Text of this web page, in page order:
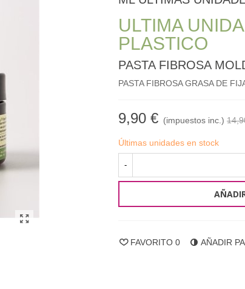
ULTIMA
PLASTICO
PASTA FIBROSA
PASTA FIBROSA GRASA DE
9,90 € (impuestos inc.)
Últimas unidades en stock
-
FAVORITO 0 AÑADIR